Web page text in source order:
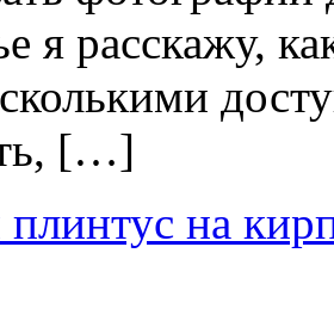
я расскажу,
[…]
на